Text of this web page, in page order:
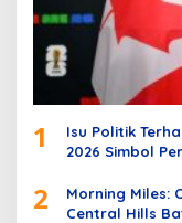
1
Isu Politik
2026 Simbol
2
Morning Miles:
Central Hills